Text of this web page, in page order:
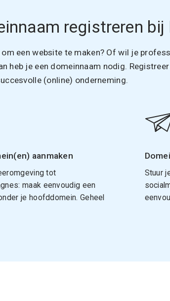
registreren
om een website te maken? Of wil je
heb je een domeinnaam nodig.
(online) onderneming.
aanmaken
tot
maak eenvoudig een
je hoofddomein. Geheel
Stuur